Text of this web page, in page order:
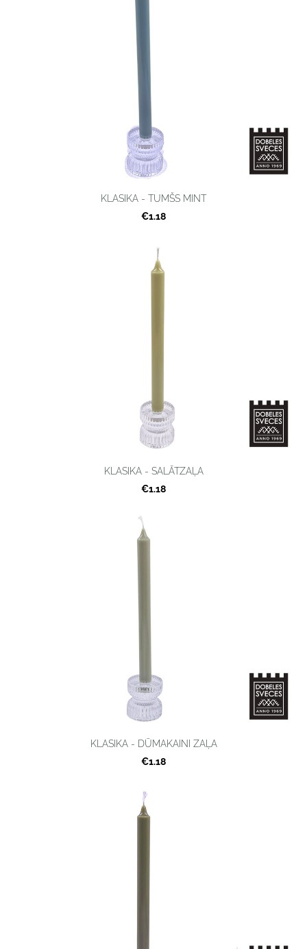
KLASIKA - TUMŠS MINT
€1.18
KLASIKA - SALĀTZAĻA
€1.18
KLASIKA - DŪMAKAINI ZAĻA
€1.18